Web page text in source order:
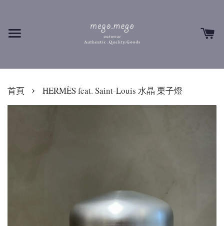
首頁 › HERMÈS feat. Saint-Louis 水晶 栗子燈